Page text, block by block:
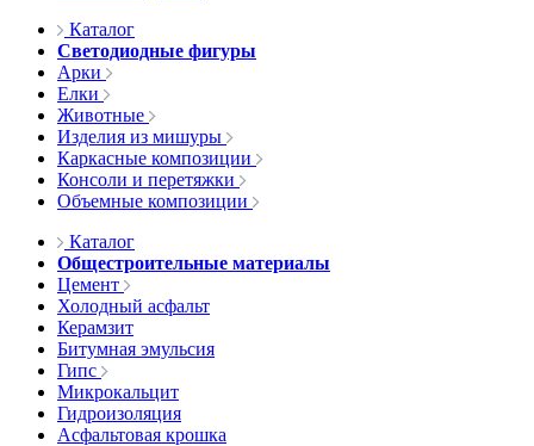
Каталог
Светодиодные фигуры
Арки
Елки
Животные
Изделия из мишуры
Каркасные композиции
Консоли и перетяжки
Объемные композиции
Каталог
Общестроительные материалы
Цемент
Холодный асфальт
Керамзит
Битумная эмульсия
Гипс
Микрокальцит
Гидроизоляция
Асфальтовая крошка